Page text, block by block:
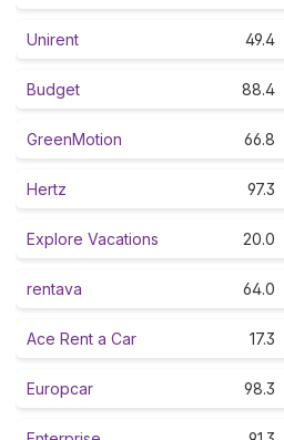
Unirent 49.4
Budget 88.4
GreenMotion 66.8
Hertz 97.3
Explore Vacations 20.0
rentava 64.0
Ace Rent a Car 17.3
Europcar 98.3